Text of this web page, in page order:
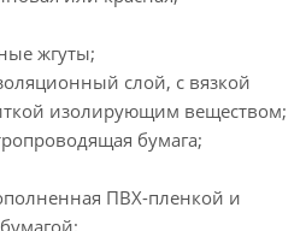
жгуты;
слой, с вязкой
изолирующим веществом;
бумага;
ПВХ-пленкой и